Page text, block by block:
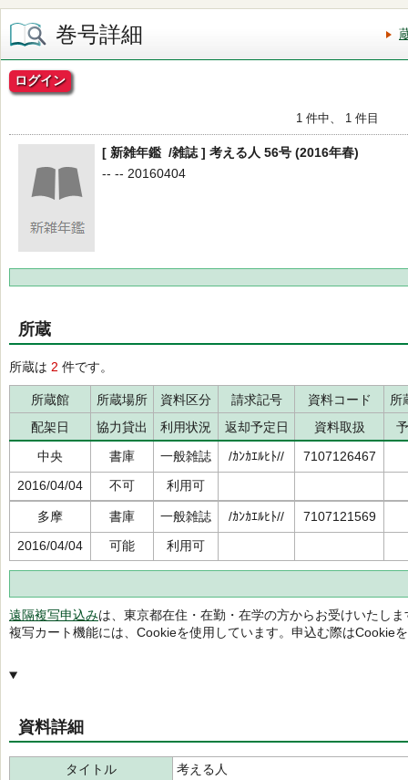
巻号詳細
ログイン
1 件中、 1 件目
[ 新雑年鑑 /雑誌 ] 考える人 56号 (2016年春)
-- -- 20160404
所蔵
所蔵は 2 件です。
所蔵館 所蔵場所 資料区分 請求記号 資料コード
所
配架日
協力貸出 利用状況 返却予定日 資料取扱
中央
書庫 一般雑誌 /ｶﾝｶｴﾙﾋﾄ//
7107126467
2016/04/04
不可 利用可
多摩 書庫 一般雑誌 /ｶﾝｶｴﾙﾋﾄ//
7107121569
2016/04/04
可能 利用可
遠隔複写申込みは、東京都在住・在勤・在学の方からお受けいたしま
複写カート機能には、Cookieを使用しています。申込む際はCookie
資料詳細
タイトル
考える人